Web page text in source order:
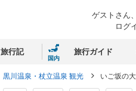
ゲストさん、
ログ
旅行記
国内
旅行ガイド
黒川温泉・杖立温泉 観光 いご坂の